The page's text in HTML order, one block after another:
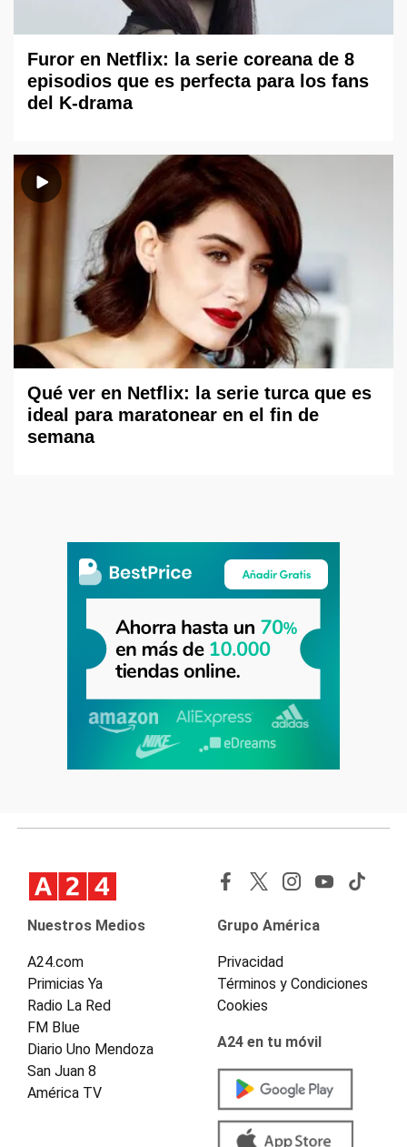
Furor en Netflix: la serie coreana de 8
episodios que es perfecta para los fans
del K-drama
Qué ver en Netflix: la serie turca que es
ideal para maratonear en el fin de
semana
Nuestros Medios
A24.com
Primicias Ya
Radio La Red
FM Blue
Diario Uno Mendoza
San Juan 8
América TV
Grupo América
Privacidad
Términos y Condiciones
Cookies
A24 en tu móvil